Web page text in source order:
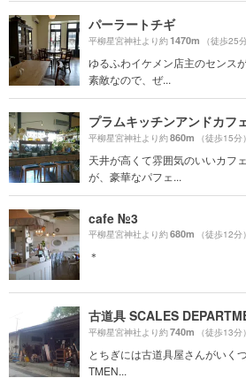
パーラートチギ
平柳星宮神社より約1470m （徒歩25分
ゆるふわイケメン店主のセンス
素敵なので、ぜ...
プラムキッチンアンドカフ
平柳星宮神社より約860m （徒歩15分）
天井が高くて雰囲気のいいカフ
が、豪華なパフェ...
cafe №3
平柳星宮神社より約680m （徒歩12分）
＊
古道具 SCALES
平柳星宮神社より約740m （徒歩13分）
とちぎには古道具屋さんがいく
TMEN...